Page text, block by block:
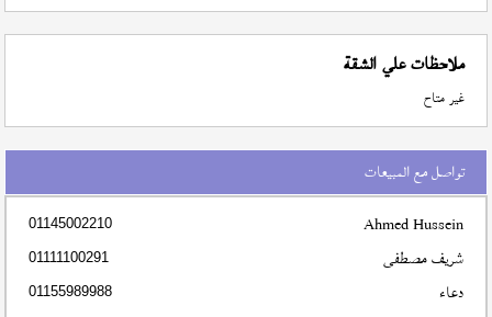
ملاحظات علي الشقة
غير متاح
تواصل مع المبيعات
Ahmed Hussein
01145002210
شريف مصطفى 01111100291
دعاء 01155989988